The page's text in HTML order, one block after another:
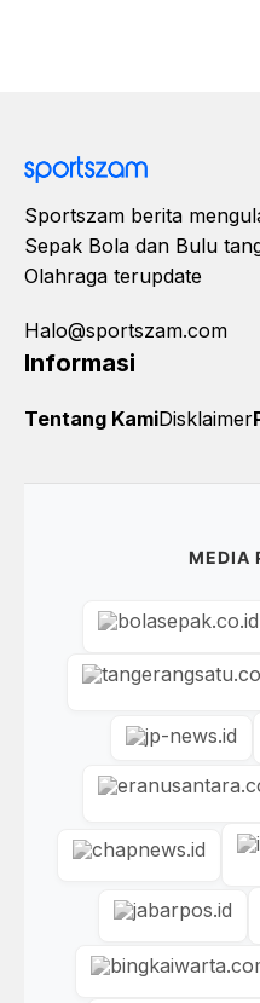
Sportszam berita
Sepak Bola dan Bulu
Olahraga terupdate
Halo@sportszam.com
Informasi
Tentang KamiDisklaimer
MEDIA